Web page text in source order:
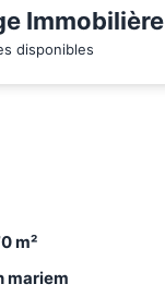
Immobilière
disponibles
m²
mariem